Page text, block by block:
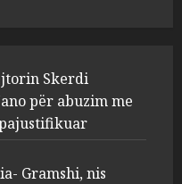
Gramshi, nis
penal për Koço
(VIDEO)
Skerdi
për abuzim me
Gramshi, nis